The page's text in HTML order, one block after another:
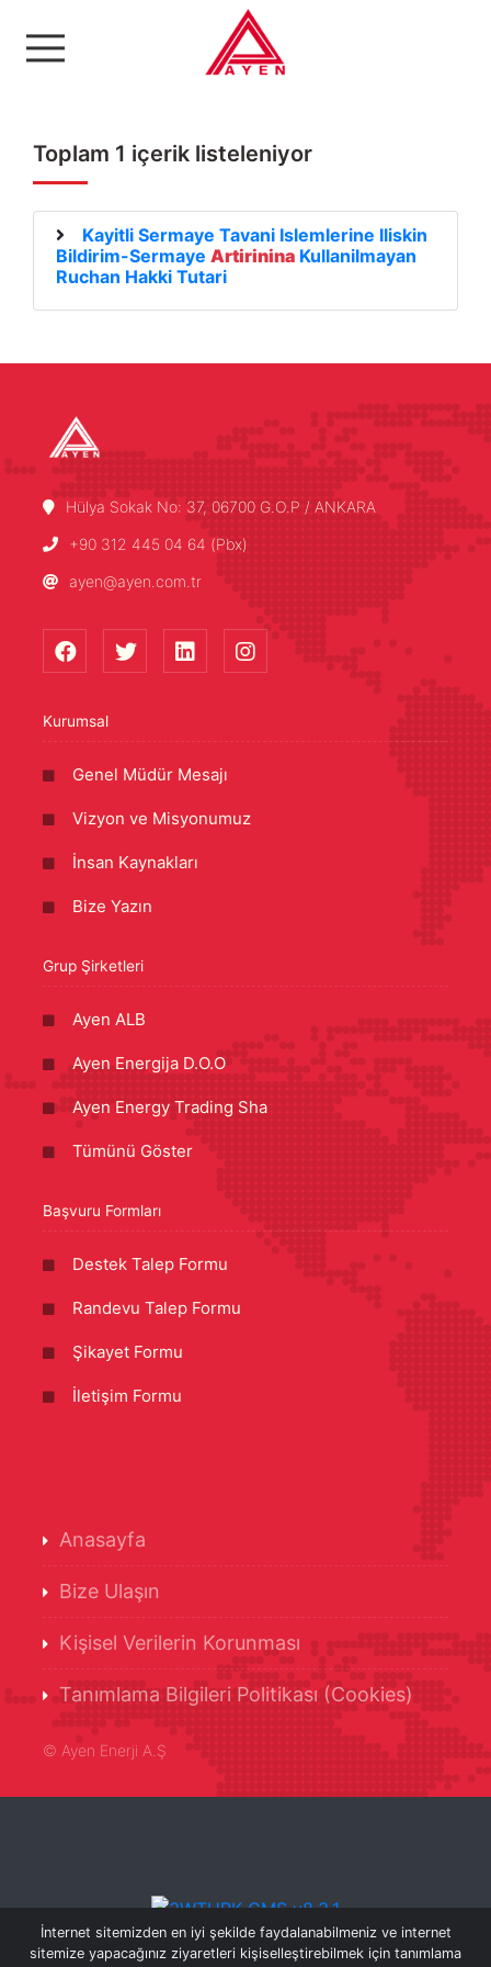
Ayen Enerji A.Ş
Toplam 1 içerik listeleniyor
Kayitli Sermaye Tavani Islemlerine Iliskin
Bildirim-Sermaye Artirinina Kullanilmayan
Ruchan Hakki Tutari
İnternet sitemizden en iyi şekilde faydalanabilmeniz ve internet
sitemize yapacağınız ziyaretleri kişiselleştirebilmek için tanımlama
Hülya Sokak No: 37, 06700 G.O.P / ANKARA
+90 312 445 04 64 (Pbx)
ayen@ayen.com.tr
Kurumsal
Genel Müdür Mesajı
Vizyon ve Misyonumuz
İnsan Kaynakları
Bize Yazın
Grup Şirketleri
Ayen ALB
Ayen Energija D.O.O
Ayen Energy Trading Sha
Tümünü Göster
Başvuru Formları
Destek Talep Formu
Randevu Talep Formu
Şikayet Formu
İletişim Formu
Anasayfa
Bize Ulaşın
Kişisel Verilerin Korunması
Tanımlama Bilgileri Politikası (Cookies)
© Ayen Enerji A.Ş